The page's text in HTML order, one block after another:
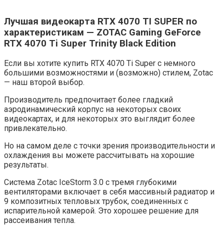
Лучшая видеокарта RTX 4070 TI SUPER по
характеристикам — ZOTAC Gaming GeForce
RTX 4070 Ti Super Trinity Black Edition
Если вы хотите купить RTX 4070 Ti Super с немного
большими возможностями и (возможно) стилем, Zotac
— наш второй выбор.
Производитель предпочитает более гладкий
аэродинамический корпус на некоторых своих
видеокартах, и для некоторых это выглядит более
привлекательно.
Но на самом деле с точки зрения производительности и
охлаждения вы можете рассчитывать на хорошие
результаты.
Система Zotac IceStorm 3.0 с тремя глубокими
вентиляторами включает в себя массивный радиатор и
9 композитных тепловых трубок, соединенных с
испарительной камерой. Это хорошее решение для
рассеивания тепла.